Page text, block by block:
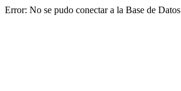
Error: No se pudo conectar a la Base de Datos